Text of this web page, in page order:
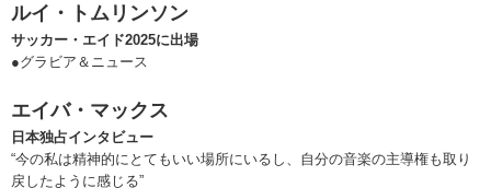
ルイ・トムリンソン
サッカー・エイド2025に出場
●グラビア＆ニュース
エイバ・マックス
日本独占インタビュー
“今の私は精神的にとてもいい場所にいるし、自分の音楽の主導権も取り
戻したように感じる”